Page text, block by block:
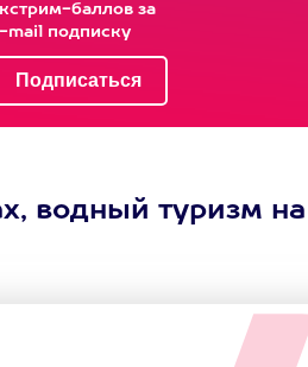
баллов за
mail подписку
водный туризм